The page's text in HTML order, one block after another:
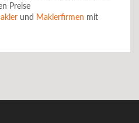
Preise
und Maklerfirmen mit